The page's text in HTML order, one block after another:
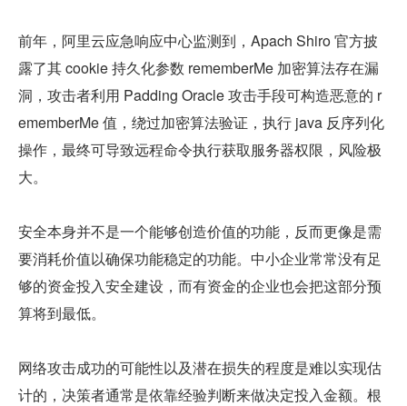
前年，阿里云应急响应中心监测到，Apach Shiro 官方披
露了其 cookie 持久化参数 rememberMe 加密算法存在漏
洞，攻击者利用 Padding Oracle 攻击手段可构造恶意的 r
ememberMe 值，绕过加密算法验证，执行 java 反序列化
操作，最终可导致远程命令执行获取服务器权限，风险极
大。
安全本身并不是一个能够创造价值的功能，反而更像是需
要消耗价值以确保功能稳定的功能。中小企业常常没有足
够的资金投入安全建设，而有资金的企业也会把这部分预
算将到最低。
网络攻击成功的可能性以及潜在损失的程度是难以实现估
计的，决策者通常是依靠经验判断来做决定投入金额。根